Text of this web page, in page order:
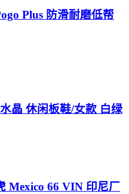
Plus 防滑耐磨低帮
晶 休闲板鞋/女款 白绿
Mexico 66 VIN 印尼厂